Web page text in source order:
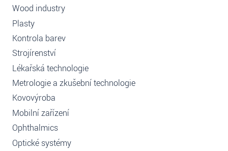
Wood industry
Plasty
Kontrola barev
Strojírenství
Lékařská technologie
Metrologie a zkušební technologie
Kovovýroba
Mobilní zařízení
Ophthalmics
Optické systémy